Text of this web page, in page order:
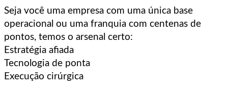
Seja você uma empresa com uma única base
operacional ou uma franquia com centenas de
pontos, temos o arsenal certo:
Estratégia afiada
Tecnologia de ponta
Execução cirúrgica